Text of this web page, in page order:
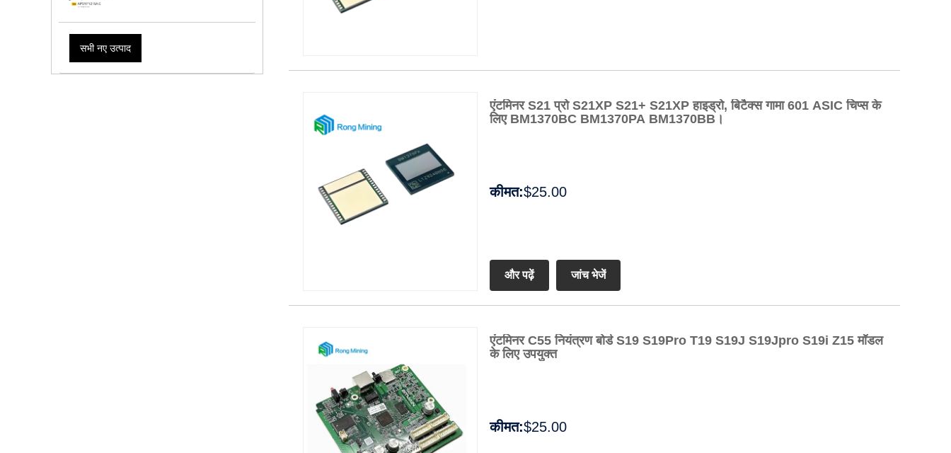
सभी नए उत्पाद
एंटमिनर S21 प्रो S21XP S21+ S21XP हाइड्रो, बिटैक्स गामा 601 ASIC चिप्स के
लिए BM1370BC BM1370PA BM1370BB।
कीमत:$25.00
और पढ़ें जांच भेजें
एंटमिनर C55 नियंत्रण बोर्ड S19 S19Pro T19 S19J S19Jpro S19i Z15 मॉडल
के लिए उपयुक्त
कीमत:$25.00